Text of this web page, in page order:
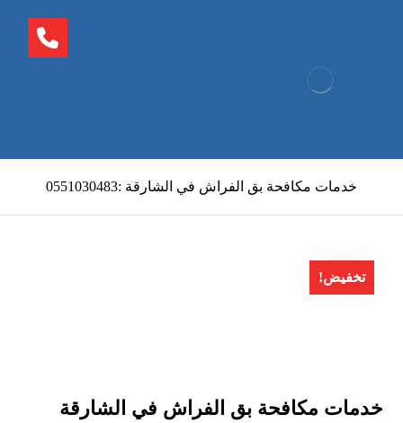
خدمات مكافحة بق الفراش في الشارقة :0551030483
تخفيض!
خدمات مكافحة بق الفراش في الشارقة